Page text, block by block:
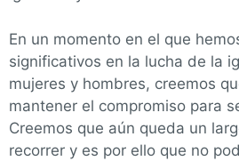
En un momento en el que
significativos en la lucha de la
mujeres y hombres, creemos
mantener el compromiso para
Creemos que aún queda un
recorrer y es por ello que no